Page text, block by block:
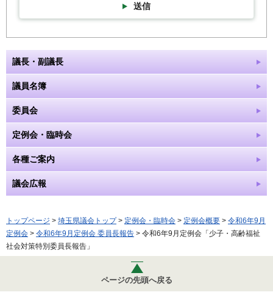
送信
議長・副議長
議員名簿
委員会
定例会・臨時会
各種ご案内
議会広報
トップページ > 埼玉県議会トップ> 定例会・臨時会 > 定例会概要 > 令和6年9月
定例会 > 令和6年9月定例会 委員長報告 > 令和6年9月定例会「少子・高齢福祉
社会対策特別委員長報告」
ページの先頭へ戻る